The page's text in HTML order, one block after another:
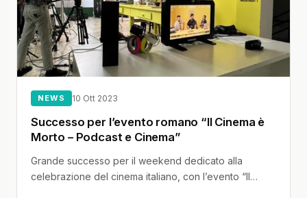
NEWS 10 Ott 2023
Successo per l’evento romano “Il Cinema è
Morto – Podcast e Cinema”
Grande successo per il weekend dedicato alla
celebrazione del cinema italiano, con l’evento “Il